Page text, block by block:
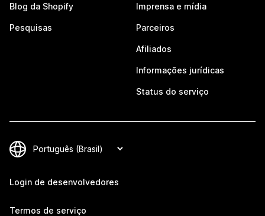
Blog da Shopify
Pesquisas
Imprensa e mídia
Parceiros
Afiliados
Informações jurídicas
Status do serviço
Login de desenvolvedores
Termos de serviço